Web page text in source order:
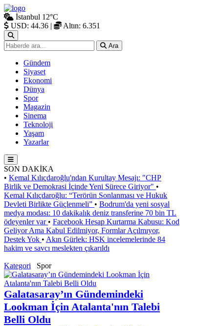
İstanbul 12°C
USD: 44.36 | Altın: 6.351
Ara
Gündem
Siyaset
Ekonomi
Dünya
Spor
Magazin
Sinema
Teknoloji
Yaşam
Yazarlar
SON DAKİKA
• Kemal Kılıçdaroğlu'ndan Kurultay Mesajı: "CHP
Birlik ve Demokrasi İçinde Yeni Sürece Giriyor" •
Kemal Kılıçdaroğlu: “Terörün Sonlanması ve Hukuk
Devleti Birlikte Güçlenmeli” • Bodrum'da yeni sosyal
medya modası: 10 dakikalık deniz transferine 70 bin TL
ödeyenler var • Facebook Hesap Kurtarma Kabusu: Kod
Geliyor Ama Kabul Edilmiyor, Formlar Açılmıyor,
Destek Yok • Akın Gürlek: HSK incelemelerinde 84
hakim ve savcı meslekten çıkarıldı
Kategori Spor
Galatasaray’ın Gündemindeki
Lookman İçin Atalanta'nın Talebi
Belli Oldu